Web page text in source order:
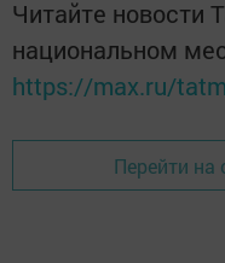
Читайте новости
национальном
https://max.ru/
Перейти на